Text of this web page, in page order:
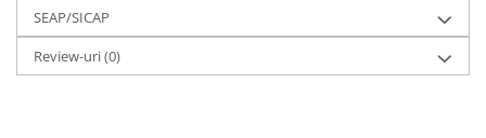
SEAP/SICAP
Review-uri(0)